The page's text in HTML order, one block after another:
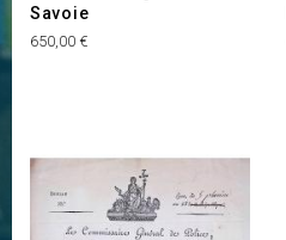
Savoie
Prix
650,00 €